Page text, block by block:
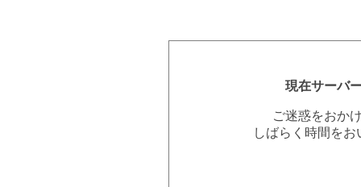
現在サーバ
ご迷惑をおか
しばらく時間を